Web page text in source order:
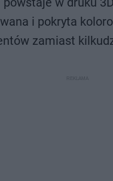
i pokryta
zamiast